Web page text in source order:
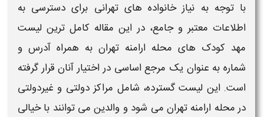
با توجه به نیاز خانواده هایتهرانیبرای دسترسی به
اطلاعات معتبر و جامع، در این مقالهکامل ترین لیست
مهد کودک های محله ارامنه تهران به همراه آدرس و
شمارهبه عنوان یک مرجع اساسی در اختیار آنان قرار گرفته
است. این لیست گسترده، شامل مراکز دولتی و غیردولتی
محله ارامنه تهرانمی شود و والدین می توانند با خیالی